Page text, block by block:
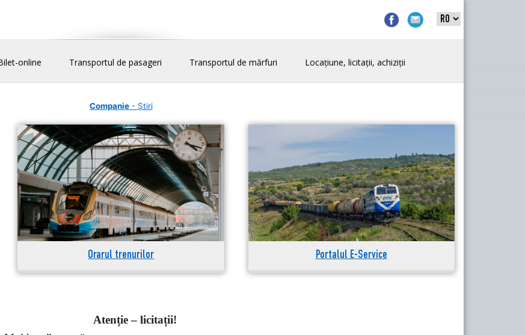
online Transportul de pasageri Transportul de mărfuri Locațiune, licitații, achiziții
Companie- Știri
Orarul trenurilor Portalul E-Service
Atenție – licitații!